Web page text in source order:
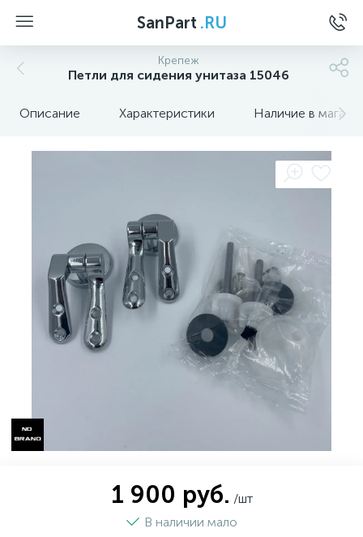
SanPart .RU
Крепеж
Петли для сидения унитаза 15046
Описание Характеристики Наличие в
1 900 руб. /шт
В наличии мало